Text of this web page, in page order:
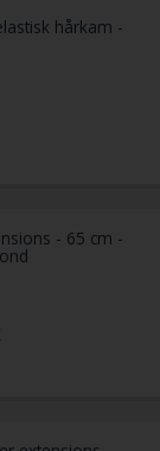
hårkam -
- 65 cm -